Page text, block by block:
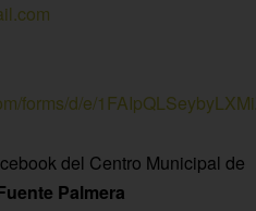
forms/d/e/
del Centro Municipal de
Palmera